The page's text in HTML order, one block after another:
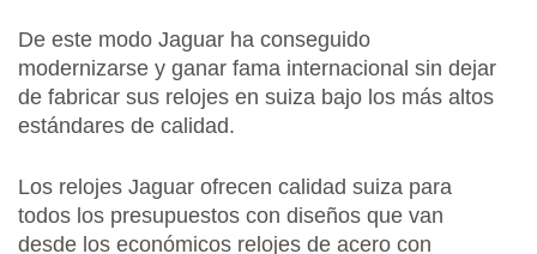
De este modo Jaguar ha conseguido
modernizarse y ganar fama internacional sin dejar
de fabricar sus relojes en suiza bajo los más altos
estándares de calidad.
Los relojes Jaguar ofrecen calidad suiza para
todos los presupuestos con diseños que van
desde los económicos relojes de acero con